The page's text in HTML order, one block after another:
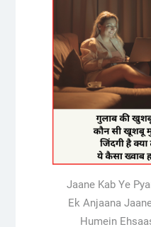
Jaane Kab Ye
Ek Anjaana
Humein